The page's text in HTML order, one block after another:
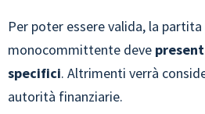
Per poter essere valida, la partita
monocommittente deve
specifici. Altrimenti verrà
autorità finanziarie.